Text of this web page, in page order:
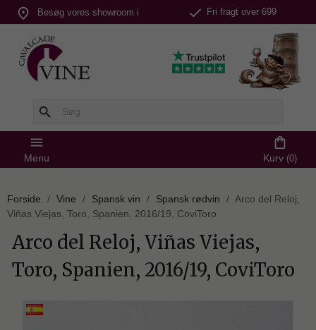
place Besøg vores showroom i
Silkeborg
check Fri fragt over 699
search
menu
Menu
shopping_bag
Kurv (0)
Forside Vine Spansk vin Spansk rødvin
Arco del Reloj,
Viñas Viejas, Toro, Spanien, 2016/19, CoviToro
Arco del Reloj, Viñas Viejas,
Toro, Spanien, 2016/19, CoviToro